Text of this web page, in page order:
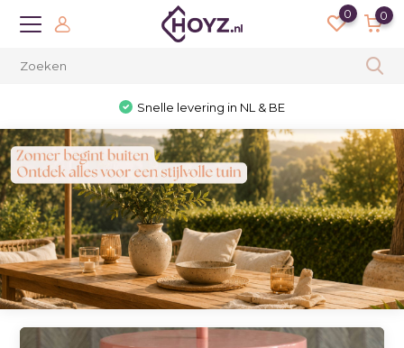
0 0
Snelle levering in NL & BE